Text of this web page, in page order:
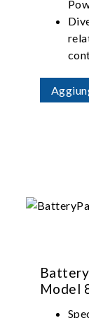
Battery
Model